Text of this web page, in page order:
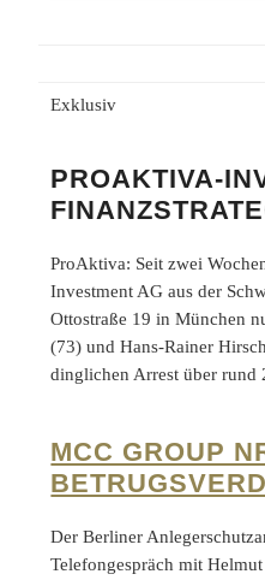
Exklusiv
PROAKTIVA-
ProAktiva: Seit zwei
Investment AG aus der
Ottostraße 19 in München
(73) und Hans-Rainer
dinglichen Arrest über
MCC GROUP
Der Berliner
Telefongespräch mit